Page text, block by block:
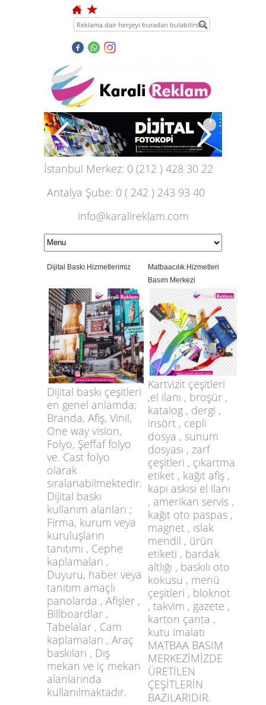
İstanbul Merkez: 0 (212 ) 428 30 22
Antalya Şube: 0 ( 242 ) 243 93 40
info@karalireklam.com
Dijital Baskı Hizmetlerimiz
Matbaacılık Hizmetleri
Basım Merkezi
Dijital baskı çeşitleri
en genel anlamda;
Branda, Afiş, Vinil,
One way vision,
Folyo, Şeffaf folyo
ve. Cast folyo
olarak
sıralanabilmektedir.
Dijital baskı
kullanım alanları ;
Firma, kurum veya
kuruluşların
tanıtımı , Cephe
kaplamaları ,
Duyuru, haber veya
tanıtım amaçlı
panolarda , Afişler ,
Billboardlar ,
Tabelalar , Cam
kaplamaları , Araç
baskıları , Dış
mekan ve iç mekan
alanlarında
kullanılmaktadır.
Kartvizit çeşitleri
,el ilanı , broşür ,
katalog , dergi ,
insört , cepli
dosya , sunum
dosyası , zarf
çeşitleri , çıkartma
etiket , kağıt afiş ,
kapı askısı el ilanı
, amerikan servis ,
kağıt oto paspas ,
magnet , ıslak
mendil , ürün
etiketi , bardak
altlığı , baskılı oto
kokusu , menü
çeşitleri , bloknot
, takvim , gazete ,
karton çanta ,
kutu imalatı
MATBAA BASIM
MERKEZİMİZDE
ÜRETİLEN
ÇEŞİTLERİN
BAZILARIDIR.